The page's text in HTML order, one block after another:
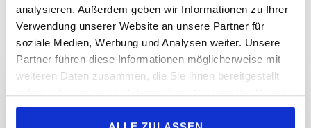
analysieren. Außerdem geben wir Informationen zu Ihrer
Verwendung unserer Website an unsere Partner für
soziale Medien, Werbung und Analysen weiter. Unsere
Partner führen diese Informationen möglicherweise mit
weiteren Daten zusammen, die Sie ihnen bereitgestellt
gesammelt haben.
Warum Unternehmen mit mir
arbeiten